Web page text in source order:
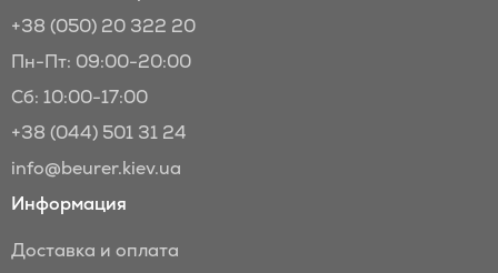
+38 (050) 20 322 20
Пн-Пт: 09:00-20:00
Сб: 10:00-17:00
+38 (044) 501 31 24
info@beurer.kiev.ua
Информация
Доставка и оплата